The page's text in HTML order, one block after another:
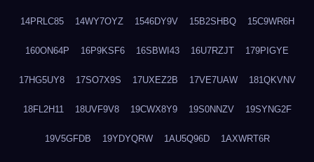
14PRLC85 14WY7OYZ 1546DY9V 15B2SHBQ 15C9WR6H
160ON64P 16P9KSF6 16SBWI43 16U7RZJT 179PIGYE
17HG5UY8 17SO7X9S 17UXEZ2B 17VE7UAW 181QKVNV
18FL2H11 18UVF9V8 19CWX8Y9 19S0NNZV 19SYNG2F
19V5GFDB 19YDYQRW 1AU5Q96D 1AXWRT6R